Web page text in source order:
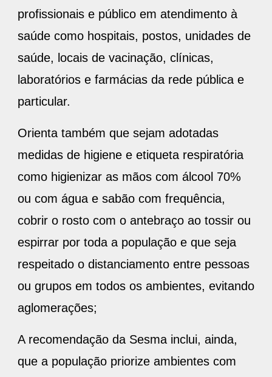
profissionais e público em atendimento à
saúde como hospitais, postos, unidades de
saúde, locais de vacinação, clínicas,
laboratórios e farmácias da rede pública e
particular.
Orienta também que sejam adotadas
medidas de higiene e etiqueta respiratória
como higienizar as mãos com álcool 70%
ou com água e sabão com frequência,
cobrir o rosto com o antebraço ao tossir ou
espirrar por toda a população e que seja
respeitado o distanciamento entre pessoas
ou grupos em todos os ambientes, evitando
aglomerações;
A recomendação da Sesma inclui, ainda,
que a população priorize ambientes com